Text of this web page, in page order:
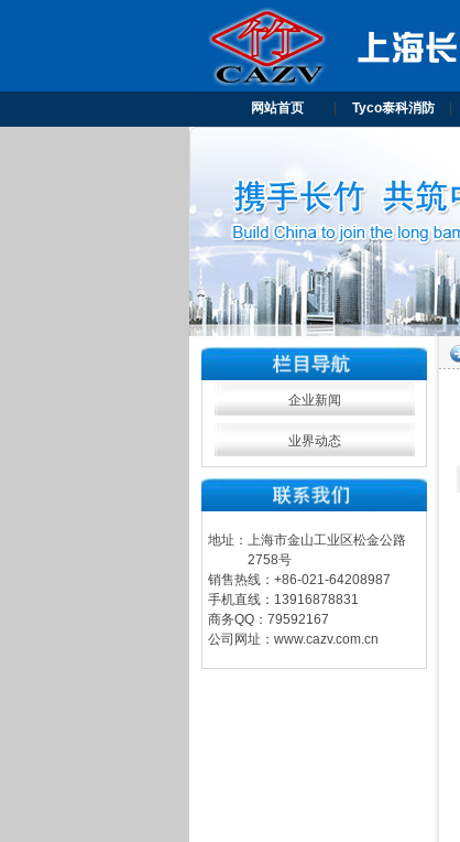
网站首页 Tyco泰科消防
企业新闻
业界动态
地址：上海市金山工业区松金公路
2758号
销售热线：+86-021-64208987
手机直线：13916878831
商务QQ：79592167
公司网址：www.cazv.com.cn